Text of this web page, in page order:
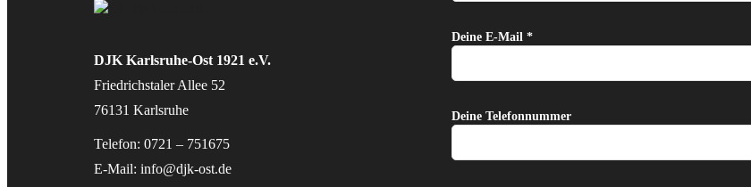
DJK Karlsruhe-Ost 1921 e.V.
Friedrichstaler Allee 52
76131 Karlsruhe
Telefon: 0721 – 751675
E-Mail: info@djk-ost.de
Deine E-Mail *
Deine Telefonnummer